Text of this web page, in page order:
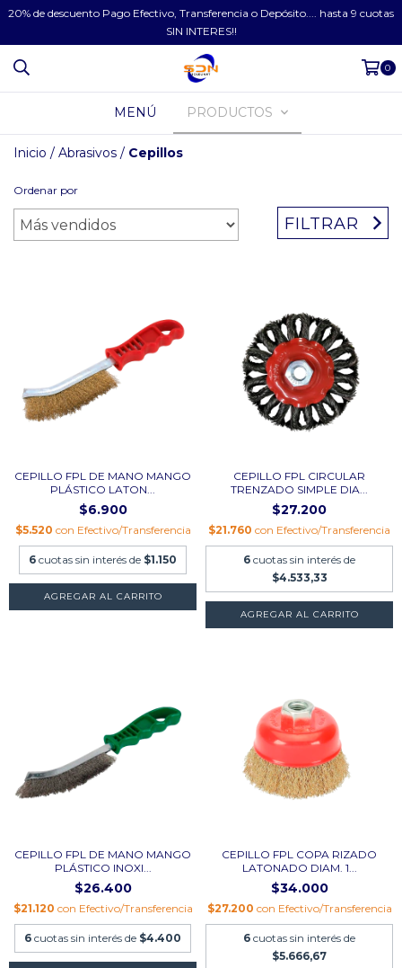
20% de descuento Pago Efectivo, Transferencia o Depósito.... hasta 9 cuotas
SIN INTERES!!
0
MENÚ PRODUCTOS
Inicio / Abrasivos / Cepillos
Ordenar por
FILTRAR
CEPILLO FPL DE MANO MANGO
PLÁSTICO LATON...
$6.900
$5.520 con Efectivo/Transferencia
6 cuotas sin interés de $1.150
CEPILLO FPL CIRCULAR
TRENZADO SIMPLE DIA...
$27.200
$21.760 con Efectivo/Transferencia
6 cuotas sin interés de
$4.533,33
CEPILLO FPL DE MANO MANGO
PLÁSTICO INOXI...
$26.400
$21.120 con Efectivo/Transferencia
6 cuotas sin interés de $4.400
CEPILLO FPL COPA RIZADO
LATONADO DIAM. 1...
$34.000
$27.200 con Efectivo/Transferencia
6 cuotas sin interés de
$5.666,67